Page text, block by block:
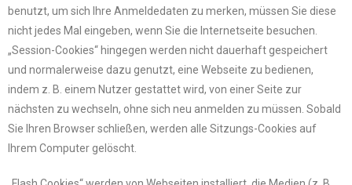
benutzt, um sich Ihre Anmeldedaten zu merken, müssen Sie diese
nicht jedes Mal eingeben, wenn Sie die Internetseite besuchen.
„Session-Cookies“ hingegen werden nicht dauerhaft gespeichert
und normalerweise dazu genutzt, eine Webseite zu bedienen,
indem z. B. einem Nutzer gestattet wird, von einer Seite zur
nächsten zu wechseln, ohne sich neu anmelden zu müssen. Sobald
Sie Ihren Browser schließen, werden alle Sitzungs-Cookies auf
Ihrem Computer gelöscht.